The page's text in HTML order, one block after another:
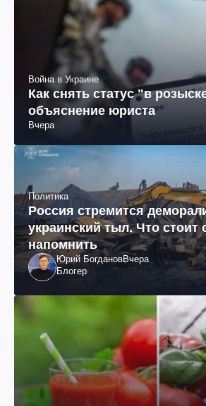
Война в Украине
Как снять статус "в
объяснение юриста
Вчера
Политика
Россия стремится
украинский тыл. Что стоит
напомнить
Юрий БогдановВчера
Блогер